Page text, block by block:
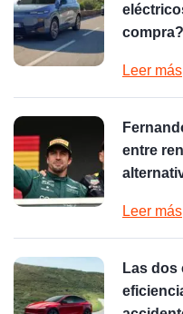
compra?
Leer más
entre
Leer más
Las dos